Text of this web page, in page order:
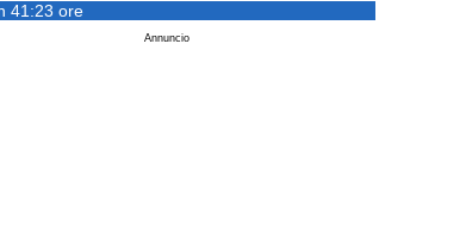
41:23 ore
Annuncio